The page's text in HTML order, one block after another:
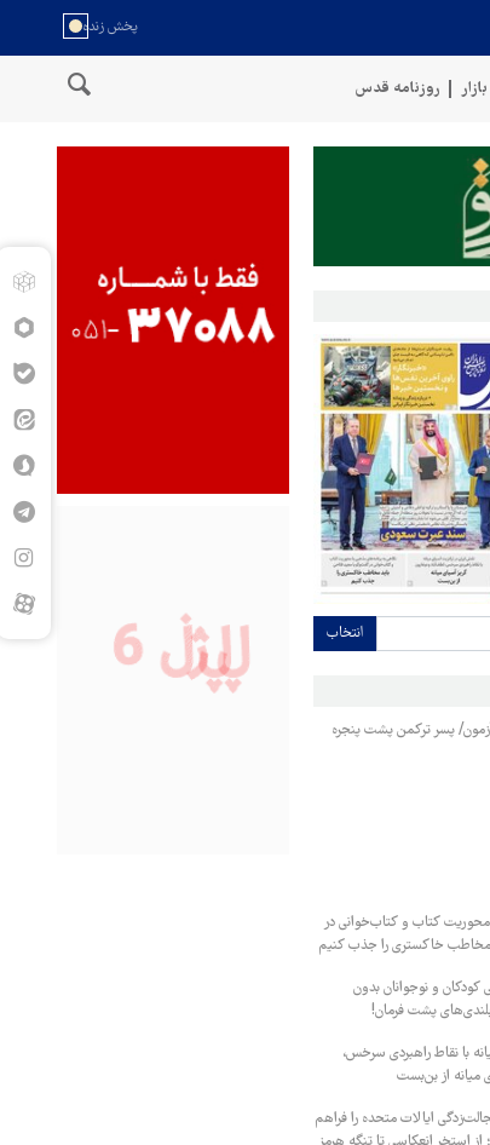
بازار روزنامه قدس
مسلح یمن: کشتی نفتی عربستان را با موشک بالستیک هدف قرار
انتخاب
آزمون/ پسر ترکمن پشت پنجره
محوریت کتاب و کتاب‌خوانی در
مخاطب خاکستری را جذب کنیم
کودکان و نوجوانان بدون
پشت فرمان!
با نقاط راهبردی سرخس،
میانه از بن‌بست
ایالات متحده را فراهم